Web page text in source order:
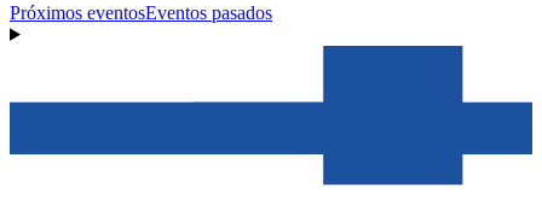
Próximos eventosEventos pasados